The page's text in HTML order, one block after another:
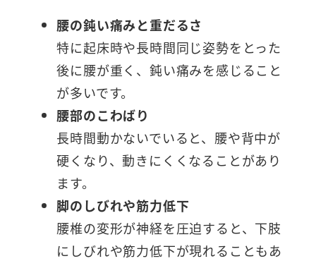
腰の鈍い痛みと重だるさ
特に起床時や長時間同じ姿勢をとった
後に腰が重く、鈍い痛みを感じること
が多いです。
腰部のこわばり
長時間動かないでいると、腰や背中が
硬くなり、動きにくくなることがあり
ます。
脚のしびれや筋力低下
腰椎の変形が神経を圧迫すると、下肢
にしびれや筋力低下が現れることもあ